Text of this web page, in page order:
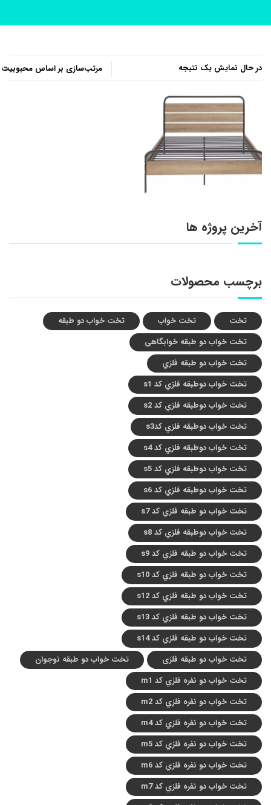
در حال نمایش یک نتیجه
آخرین پروژه ها
برچسب محصولات
تخت تخت خواب
تخت خواب دو طبقه
تخت خواب دو طبقه خوابگاهی
تخت خواب دو طبقه فلزي
تخت خواب دوطبقه فلزي کد s1
تخت خواب دوطبقه فلزي کد s2
تخت خواب دوطبقه فلزي کدs3
تخت خواب دوطبقه فلزي کد s4
تخت خواب دوطبقه فلزي کد s5
تخت خواب دوطبقه فلزي کد s6
تخت خواب دو طبقه فلزي کد s7
تخت خواب دوطبقه فلزي کد s8
تخت خواب دو طبقه فلزي کد s9
تخت خواب دو طبقه فلزي کد s10
تخت خواب دو طبقه فلزي کد s12
تخت خواب دو طبقه فلزي کد s13
تخت خواب دو طبقه فلزي کد s14
تخت خواب دو طبقه فلزی
تخت خواب دو طبقه نوجوان
تخت خواب دو نفره فلزي کد m1
تخت خواب دو نفره فلزي کد m2
تخت خواب دو نفره فلزي کد m4
تخت خواب دو نفره فلزي کد m5
تخت خواب دو نفره فلزي کد m6
تخت خواب دو نفره فلزي کد m7